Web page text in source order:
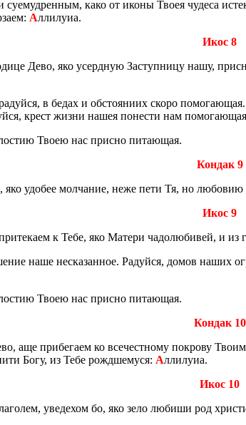
су­е­муд­рен­ным, како от иконы Твоея чу­де­са
Алли­лу­иа.
Икос 8
Дево, яко усерд­ную За­ступ­ни­цу нашу,
в бедах и об­сто­я­ни­их скоро
крест жизни нашея по­не­сти нам
Твоею нас прис­но пи­та­ю­щая.
Кондак 9
яко удо­бее мол­ча­ние, неже пети Тя, но
Икос 9
к Тебе, яко Ма­те­ри ча­до­лю­би­вей, и из
наше неска­зан­ное. Ра­дуй­ся, домов
Твоею нас прис­но пи­та­ю­щая.
Кондак 10
аще при­бе­га­ем ко все­чест­но­му по­кро­ву
Богу, из Тебе рожд­ше­му­ся: Алли­лу­иа.
Икос 10
уве­де­хом бо, яко зело лю­би­ши род